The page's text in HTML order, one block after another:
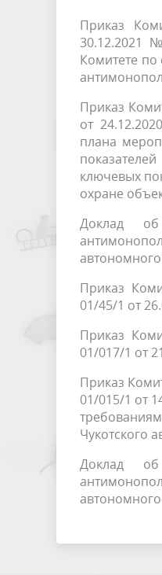
Приказ
30.12.2021
Комитете по
Приказ
от
плана
ключевых
охране
Доклад об
автономного
Приказ
01/45/1 от
Приказ
01/017/1 от
Приказ
01/015/1 от
Чукотского
Доклад об
автономного